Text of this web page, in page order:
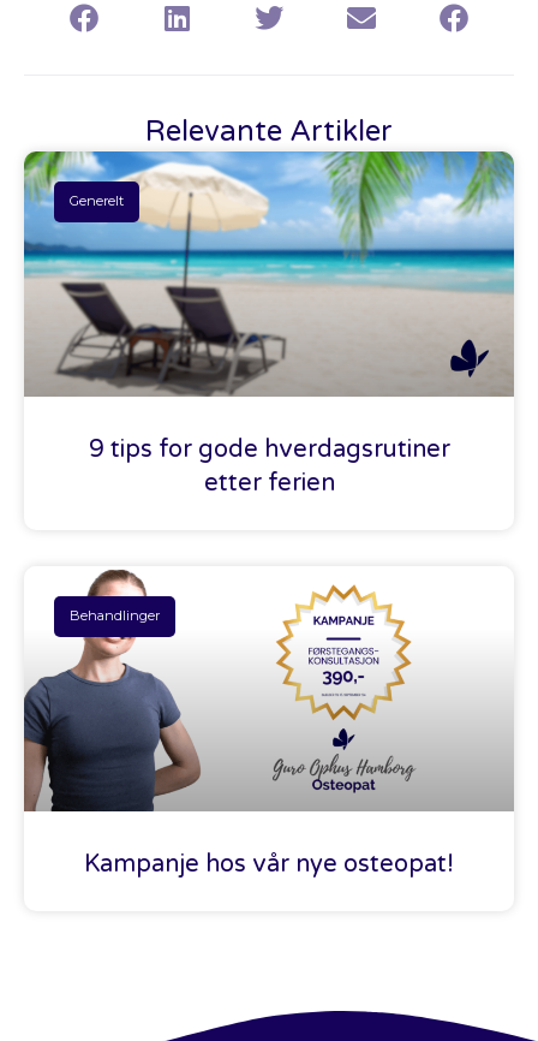
Relevante Artikler
Generelt
9 tips for gode hverdagsrutiner
etter ferien
Behandlinger
Kampanje hos vår nye osteopat!